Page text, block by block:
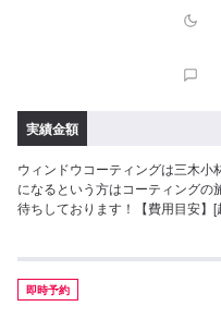
実績金額
ウィンドウコーティングは三木
になるという方はコーティングの
待ちしております！【費用目安】
1,650円L〜XLサイズ：1,970円全
5,720円XLサイズ：6,380円
即時予約